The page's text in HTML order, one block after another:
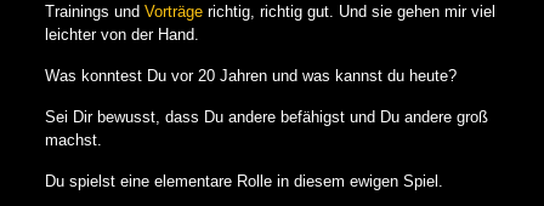
Trainings und Vorträgerichtig, richtig gut. Und sie gehen mir viel
leichter von der Hand.
Was konntest Du vor 20 Jahren und was kannst du heute?
Sei Dir bewusst, dass Du andere befähigst und Du andere groß
machst.
Du spielst eine elementare Rolle in diesem ewigen Spiel.